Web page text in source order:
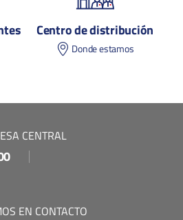
Centro de distribución
Donde estamos
CENTRAL
EN CONTACTO